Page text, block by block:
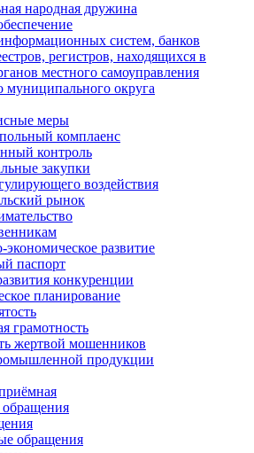
народная дружина
систем, банков
регистров, находящихся в
местного самоуправления
муниципального округа
меры
комплаенс
контроль
закупки
воздействия
рынок
развитие
паспорт
конкуренции
планирование
грамотность
жертвой мошенников
продукции
обращения